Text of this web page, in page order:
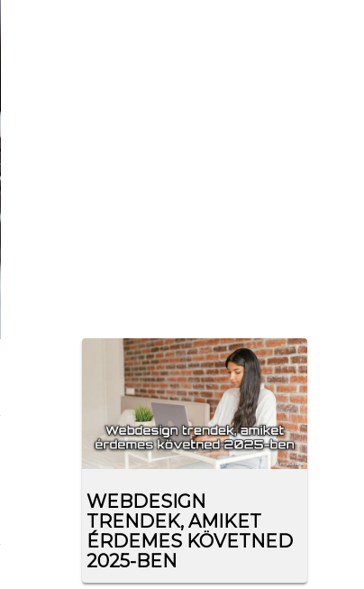
WEBDESIGN
TRENDEK, AMIKET
ÉRDEMES KÖVETNED
2025-BEN